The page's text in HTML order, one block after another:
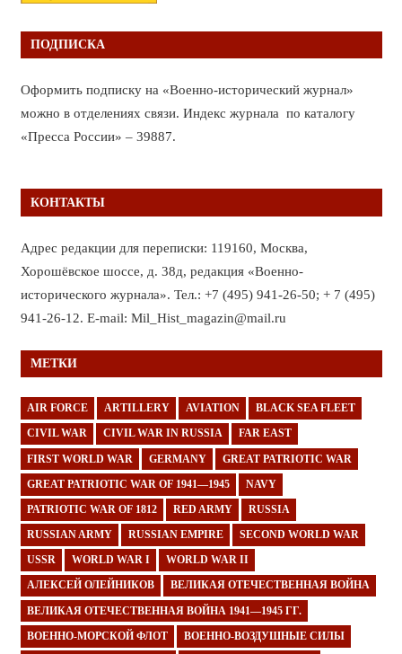
ПОДПИСКА
Оформить подписку на «Военно-исторический журнал»
можно в отделениях связи. Индекс журнала по каталогу
«Пресса России» – 39887.
КОНТАКТЫ
Адрес редакции для переписки: 119160, Москва,
Хорошёвское шоссе, д. 38д, редакция «Военно-
исторического журнала». Тел.: +7 (495) 941-26-50; + 7 (495)
941-26-12. E-mail: Mil_Hist_magazin@mail.ru
МЕТКИ
AIR FORCE ARTILLERY AVIATION BLACK SEA FLEET
CIVIL WAR CIVIL WAR IN RUSSIA FAR EAST
FIRST WORLD WAR GERMANY GREAT PATRIOTIC WAR
GREAT PATRIOTIC WAR OF 1941—1945 NAVY
PATRIOTIC WAR OF 1812 RED ARMY RUSSIA
RUSSIAN ARMY RUSSIAN EMPIRE SECOND WORLD WAR
USSR WORLD WAR I WORLD WAR II
АЛЕКСЕЙ ОЛЕЙНИКОВ ВЕЛИКАЯ ОТЕЧЕСТВЕННАЯ ВОЙНА
ВЕЛИКАЯ ОТЕЧЕСТВЕННАЯ ВОЙНА 1941—1945 ГГ.
ВОЕННО-МОРСКОЙ ФЛОТ ВОЕННО-ВОЗДУШНЫЕ СИЛЫ